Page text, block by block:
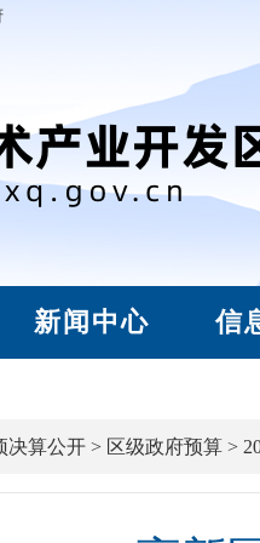
新闻中心 信
决算公开 > 区级政府预算 >